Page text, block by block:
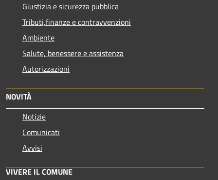
Giustizia e sicurezza pubblica
Tributi,finanze e contravvenzioni
Ambiente
Salute, benessere e assistenza
Autorizzazioni
NOVITÀ
Notizie
Comunicati
Avvisi
VIVERE IL COMUNE